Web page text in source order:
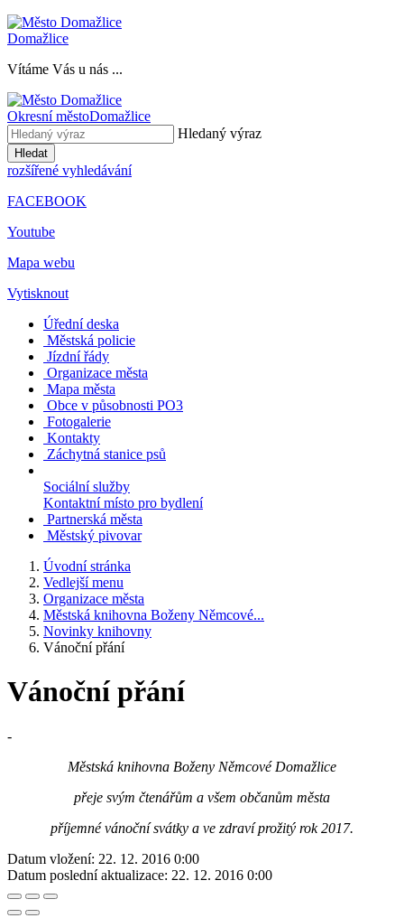
Domažlice
Vítáme Vás u nás ...
Okresní městoDomažlice
Hledaný výraz
Hledat
rozšířené vyhledávání
FACEBOOK
Youtube
Mapa webu
Vytisknout
Úřední deska
Městská policie
Jízdní řády
Organizace města
Mapa města
Obce v působnosti PO3
Fotogalerie
Kontakty
Záchytná stanice psů
Sociální služby
Kontaktní místo pro bydlení
Partnerská města
Městský pivovar
Úvodní stránka
Vedlejší menu
Organizace města
Městská knihovna Boženy Němcové...
Novinky knihovny
Vánoční přání
Vánoční přání
-
Městská knihovna Boženy Němcové Domažlice
přeje svým čtenářům a všem občanům města
příjemné vánoční svátky a ve zdraví prožitý rok2017.
Datum vložení: 22. 12. 2016 0:00
Datum poslední aktualizace: 22. 12. 2016 0:00